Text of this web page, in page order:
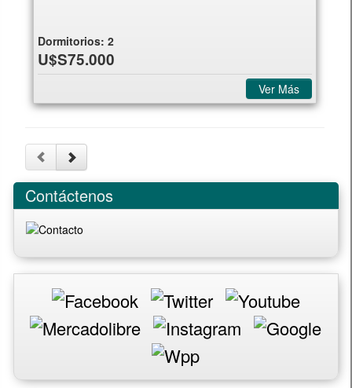
Dormitorios:2
U$S75.000
Ver Más
Contáctenos